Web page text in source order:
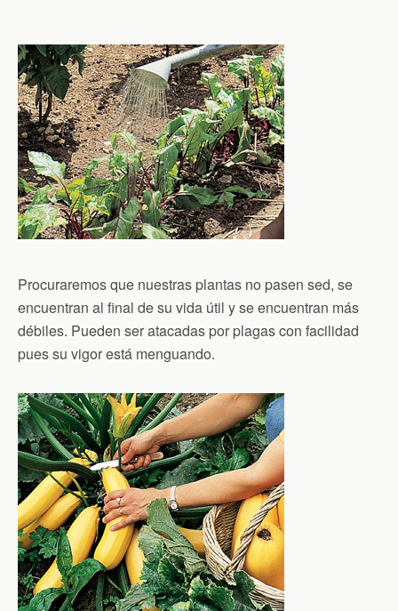
Procuraremos que nuestras plantas no pasen sed, se
encuentran al final de su vida útil y se encuentran más
débiles. Pueden ser atacadas por plagas con facilidad
pues su vigor está menguando.